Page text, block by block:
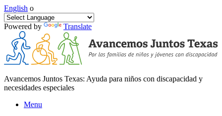
English o
Powered by Translate
Avancemos Juntos Texas: Ayuda para niños con discapacidad y
necesidades especiales
Menu